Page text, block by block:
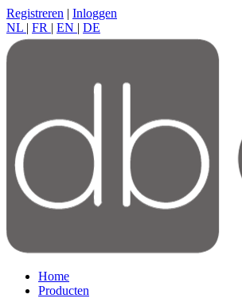
Registreren | Inloggen
NL | FR | EN | DE
Home
Producten